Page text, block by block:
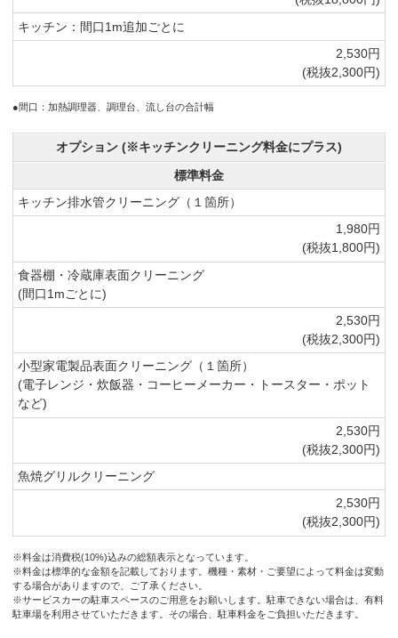
キッチン：間口1m追加ごとに
2,530円
(税抜2,300円)
●間口：加熱調理器、調理台、流し台の合計幅
オプション (※キッチンクリーニング料金にプラス)
標準料金
キッチン排水管クリーニング（１箇所）
1,980円
(税抜1,800円)
食器棚・冷蔵庫表面クリーニング
(間口1mごとに)
2,530円
(税抜2,300円)
小型家電製品表面クリーニング（１箇所）
(電子レンジ・炊飯器・コーヒーメーカー・トースター・ポット
など)
2,530円
(税抜2,300円)
魚焼グリルクリーニング
2,530円
(税抜2,300円)
※料金は消費税(10%)込みの総額表示となっています。
※料金は標準的な金額を記載しております。機種・素材・ご要望によって料金は変動
する場合がありますので、ご了承ください。
※サービスカーの駐車スペースのご用意をお願いします。駐車できない場合は、有料
駐車場を利用させていただきます。その場合、駐車料金をご負担いただきます。